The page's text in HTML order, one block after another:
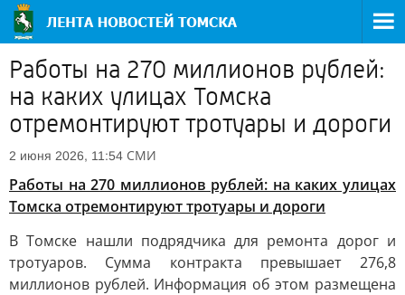
Работы на 270 миллионов рублей:
на каких улицах Томска
отремонтируют тротуары и дороги
2 июня 2026, 11:54 СМИ
Работы на 270 миллионов рублей: на каких улицах
Томска отремонтируют тротуары и дороги
В Томске нашли подрядчика для ремонта дорог и
тротуаров. Сумма контракта превышает 276,8
миллионов рублей. Информация об этом размещена